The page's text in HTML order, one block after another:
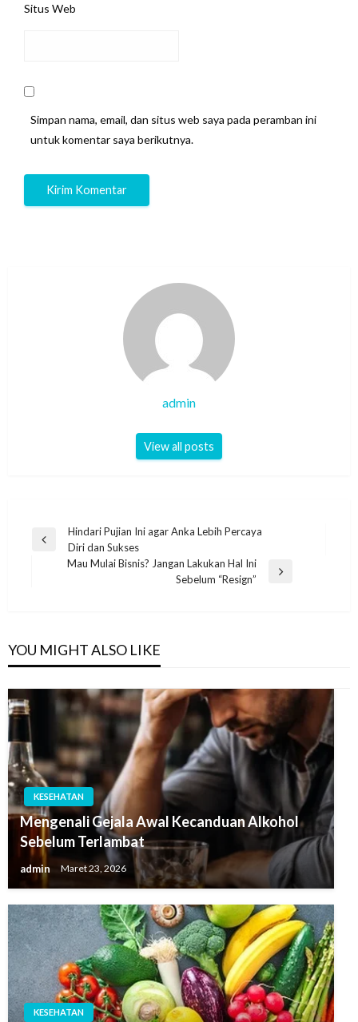
Situs Web
Simpan nama, email, dan situs web saya pada peramban ini
untuk komentar saya berikutnya.
admin
View all posts
Navigasi
Previous
Hindari Pujian Ini agar Anka Lebih Percaya
Diri dan Sukses
Mau Mulai Bisnis? Jangan Lakukan Hal Ini
Sebelum “Resign”
YOU MIGHT ALSO LIKE
KESEHATAN
Mengenali Gejala Awal Kecanduan Alkohol
Sebelum Terlambat
admin Maret 23, 2026
KESEHATAN